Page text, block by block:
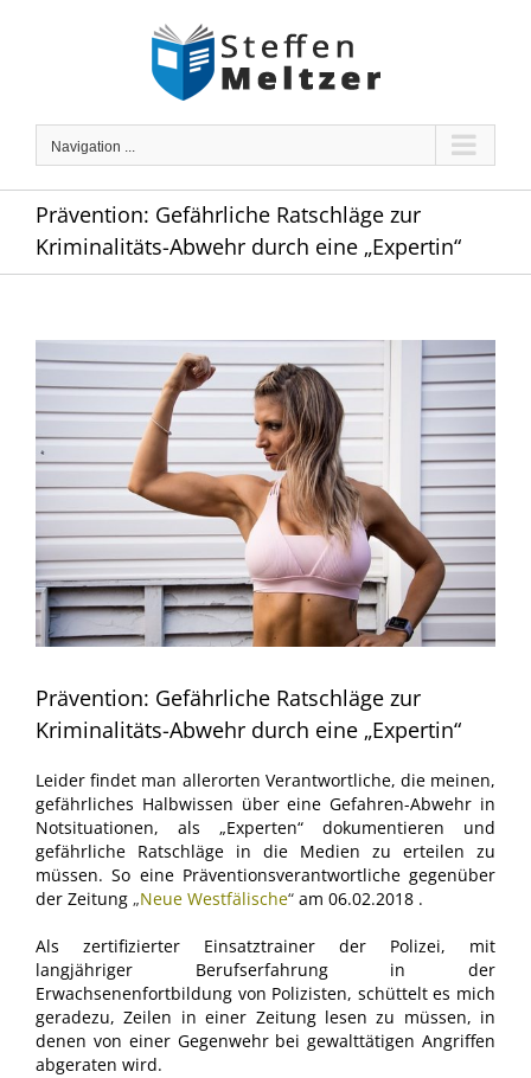
Navigation ...
Prävention: Gefährliche Ratschläge zur
Kriminalitäts-Abwehr durch eine „Expertin“
Bild
Prävention: Gefährliche Ratschläge zur
Kriminalitäts-Abwehr durch eine „Expertin“
Leider findet man allerorten Verantwortliche, die meinen,
gefährliches Halbwissen über eine Gefahren-Abwehr in
Notsituationen, als „Experten“ dokumentieren und
gefährliche Ratschläge in die Medien zu erteilen zu
müssen. So eine Präventionsverantwortliche gegenüber
der Zeitung „Neue Westfälische“ am 06.02.2018 .
Als zertifizierter Einsatztrainer der Polizei, mit
langjähriger Berufserfahrung in der
Erwachsenenfortbildung von Polizisten, schüttelt es mich
geradezu, Zeilen in einer Zeitung lesen zu müssen, in
denen von einer Gegenwehr bei gewalttätigen Angriffen
abgeraten wird.